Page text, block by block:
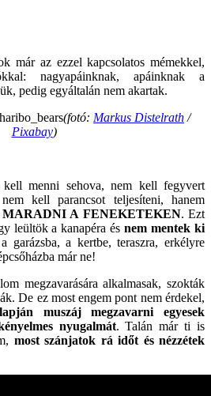
már az ezzel kapcsolatos mémekkel,
nagyapáinknak, apáinknak a
pedig egyáltalán nem akartak.
(fotó: Markus Distelrath /
Pixabay)
menni sehova, nem kell fegyvert
kell parancsot teljesíteni, hanem
A FENEKETEKEN. Ezt
leültök a kanapéra ésnem mentek ki
garázsba, a kertbe, teraszra, erkélyre
már ne!
megzavarására alkalmasak, szokták
De ez most engem pont nem érdekel,
muszáj megzavarni egyesek
nyugalmát. Talán már ti is
most szánjatok rá időt és nézzétek